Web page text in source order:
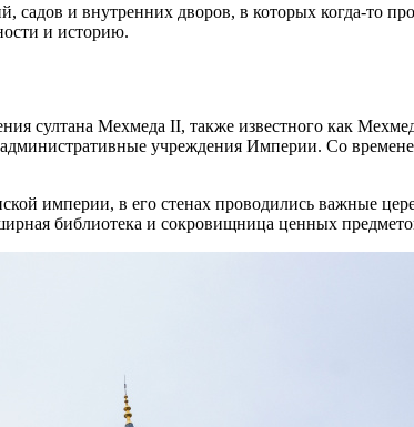
садов и внутренних дворов, в которых когда-то
и историю.
султана Мехмеда II, также известного как
учреждения Империи. Со
империи, в его стенах проводились важные
библиотека и сокровищница ценных